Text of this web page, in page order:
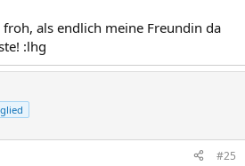
froh, als endlich meine Freundin da
:lhg
#25